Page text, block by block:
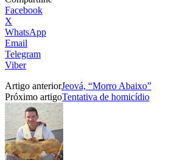
Facebook
X
WhatsApp
Email
Telegram
Viber
Artigo anteriorJeová, “Morro Abaixo”
Próximo artigoTentativa de homicídio